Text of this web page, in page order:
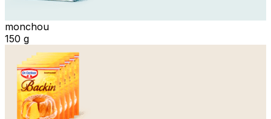
monchou
150 g